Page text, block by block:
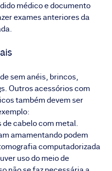
médico e documento
exames anteriores da
sem anéis, brincos,
Outros acessórios com
também devem ser
cabelo com metal.
amamentando podem
computadorizada
uso do meio de